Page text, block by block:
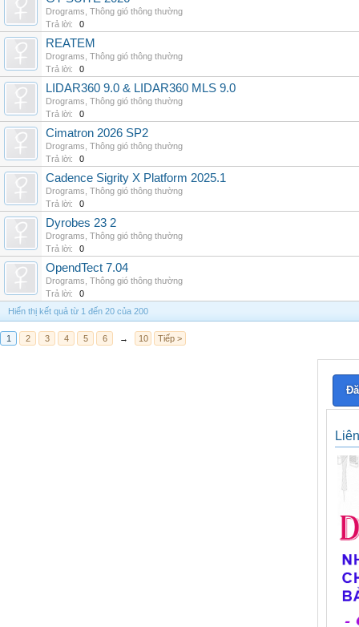
Drograms Thông gió thông thường
Trả lời:
0
REATEM
Drograms Thông gió thông thường
Trả lời:
0
LIDAR360 9.0 & LIDAR360 MLS 9.0
Drograms Thông gió thông thường
Trả lời:
0
Cimatron 2026 SP2
Drograms Thông gió thông thường
Trả lời:
0
Cadence Sigrity X Platform 2025.1
Drograms Thông gió thông thường
Trả lời:
0
Dyrobes 23 2
Drograms Thông gió thông thường
Trả lời:
0
OpendTect 7.04
Drograms Thông gió thông thường
Trả lời:
0
Hiển thị kết quả từ 1 đến 20 của 200
1 2 3 4 5 6 → 10 Tiếp >